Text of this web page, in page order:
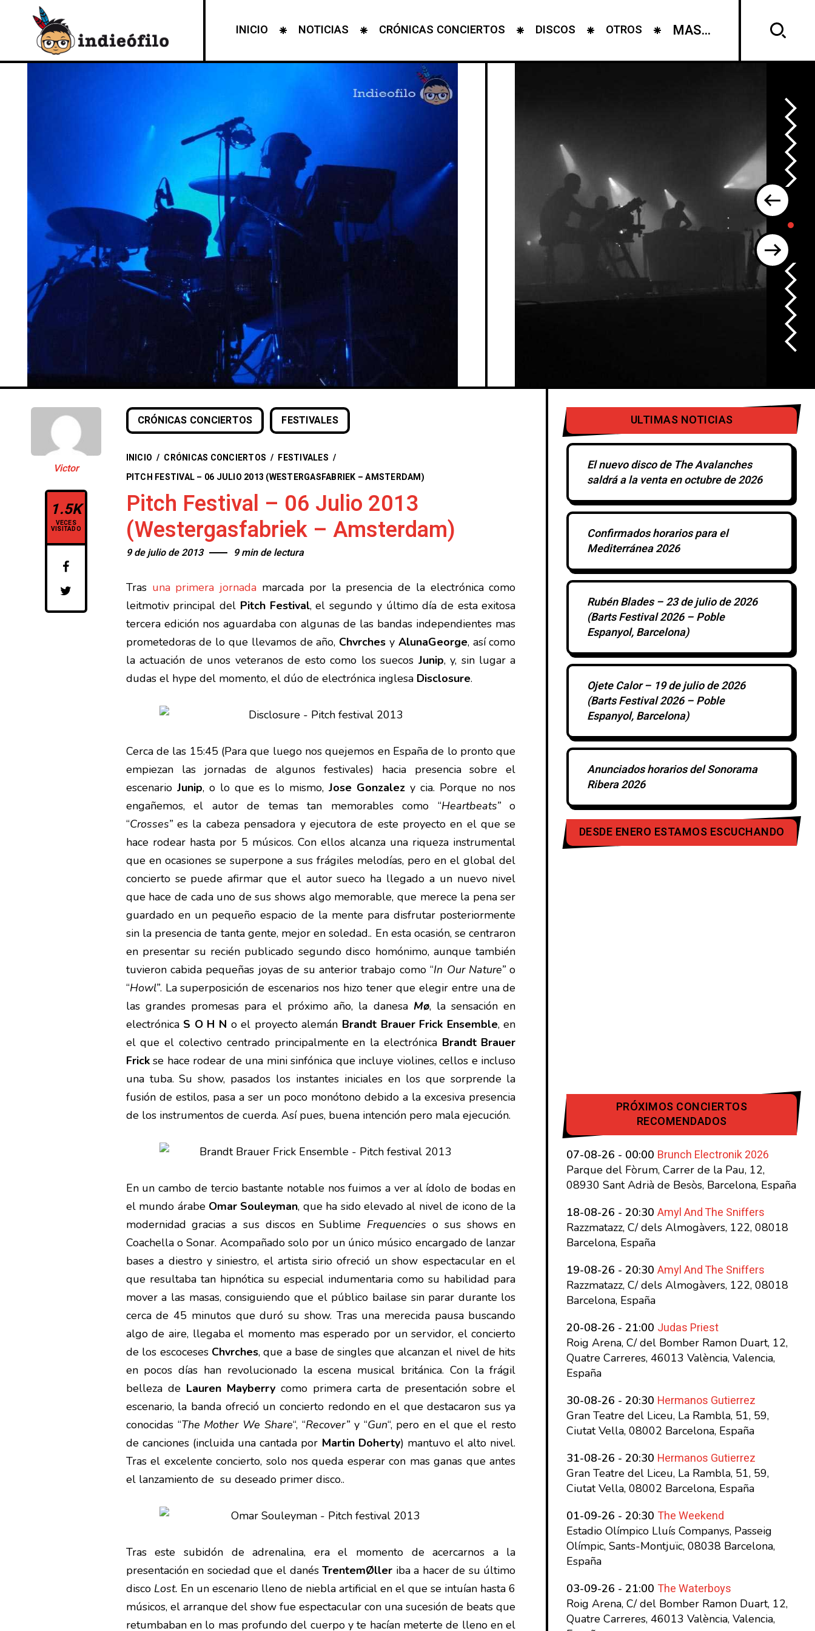
INICIO NOTICIAS CRÓNICAS CONCIERTOS DISCOS OTROS MAS...
Victor
1.5K
VECES
VISITADO
CRÓNICAS CONCIERTOS FESTIVALES
INICIO / CRÓNICAS CONCIERTOS / FESTIVALES /
PITCH FESTIVAL – 06 JULIO 2013 (WESTERGASFABRIEK – AMSTERDAM)
Pitch Festival – 06 Julio 2013
(Westergasfabriek – Amsterdam)
9 de julio de 2013 9 min de lectura
Tras una primera jornada marcada por la presencia de la electrónica como
leitmotiv principal del Pitch Festival, el segundo y último día de esta exitosa
tercera edición nos aguardaba con algunas de las bandas independientes mas
prometedoras de lo que llevamos de año, Chvrches y AlunaGeorge, así como
la actuación de unos veteranos de esto como los suecos Junip, y, sin lugar a
dudas el hype del momento, el dúo de electrónica inglesa Disclosure.
Cerca de las 15:45 (Para que luego nos quejemos en España de lo pronto que
empiezan las jornadas de algunos festivales) hacia presencia sobre el
escenario Junip, o lo que es lo mismo, Jose Gonzalez y cia. Porque no nos
engañemos, el autor de temas tan memorables como “Heartbeats”o
“Crosses”es la cabeza pensadora y ejecutora de este proyecto en el que se
hace rodear hasta por 5 músicos. Con ellos alcanza una riqueza instrumental
que en ocasiones se superpone a sus frágiles melodías, pero en el global del
concierto se puede afirmar que el autor sueco ha llegado a un nuevo nivel
que hace de cada uno de sus shows algo memorable, que merece la pena ser
guardado en un pequeño espacio de la mente para disfrutar posteriormente
sin la presencia de tanta gente, mejor en soledad.. En esta ocasión, se centraron
en presentar su recién publicado segundo disco homónimo, aunque también
tuvieron cabida pequeñas joyas de su anterior trabajo como “In Our Nature” o
“Howl”. La superposición de escenarios nos hizo tener que elegir entre una de
las grandes promesas para el próximo año, la danesa Mø, la sensación en
electrónica S O H N o el proyecto alemán Brandt Brauer Frick Ensemble, en
el que el colectivo centrado principalmente en la electrónica Brandt Brauer
Frickse hace rodear de una mini sinfónica que incluye violines, cellos e incluso
una tuba. Su show, pasados los instantes iniciales en los que sorprende la
fusión de estilos, pasa a ser un poco monótono debido a la excesiva presencia
de los instrumentos de cuerda. Así pues, buena intención pero mala ejecución.
En un cambo de tercio bastante notable nos fuimos a ver al ídolo de bodas en
el mundo árabe Omar Souleyman, que ha sido elevado al nivel de icono de la
modernidad gracias a sus discos en Sublime Frequencies o sus shows en
Coachella o Sonar. Acompañado solo por un único músico encargado de lanzar
bases a diestro y siniestro, el artista sirio ofreció un show espectacular en el
que resultaba tan hipnótica su especial indumentaria como su habilidad para
mover a las masas, consiguiendo que el público bailase sin parar durante los
cerca de 45 minutos que duró su show. Tras una merecida pausa buscando
algo de aire, llegaba el momento mas esperado por un servidor, el concierto
de los escoceses Chvrches, que a base de singles que alcanzan el nivel de hits
en pocos días han revolucionado la escena musical británica. Con la frágil
belleza de Lauren Mayberry como primera carta de presentación sobre el
escenario, la banda ofreció un concierto redondo en el que destacaron sus ya
conocidas “The Mother We Share“, “Recover”y “Gun“, pero en el que el resto
de canciones (incluida una cantada por Martin Doherty) mantuvo el alto nivel.
Tras el excelente concierto, solo nos queda esperar con mas ganas que antes
el lanzamiento de su deseado primer disco..
Tras este subidón de adrenalina, era el momento de acercarnos a la
presentación en sociedad que el danésTrentemØller iba a hacer de su último
disco Lost. En un escenario lleno de niebla artificial en el que se intuían hasta 6
músicos, el arranque del show fue espectacular con una sucesión de beats que
retumbaban en lo mas profundo del cuerpo y te hacían meterte de lleno en el
ULTIMAS NOTICIAS
El nuevo disco de The Avalanches
saldrá a la venta en octubre de 2026
Confirmados horarios para el
Mediterránea 2026
Rubén Blades – 23 de julio de 2026
(Barts Festival 2026 – Poble
Espanyol, Barcelona)
Ojete Calor – 19 de julio de 2026
(Barts Festival 2026 – Poble
Espanyol, Barcelona)
Anunciados horarios del Sonorama
Ribera 2026
DESDE ENERO ESTAMOS ESCUCHANDO
PRÓXIMOS CONCIERTOS
RECOMENDADOS
07-08-26 - 00:00 Brunch Electronik 2026
Parque del Fòrum, Carrer de la Pau, 12,
08930 Sant Adrià de Besòs, Barcelona, España
18-08-26 - 20:30 Amyl And The Sniffers
Razzmatazz, C/ dels Almogàvers, 122, 08018
Barcelona, España
19-08-26 - 20:30 Amyl And The Sniffers
Razzmatazz, C/ dels Almogàvers, 122, 08018
Barcelona, España
20-08-26 - 21:00 Judas Priest
Roig Arena, C/ del Bomber Ramon Duart, 12,
Quatre Carreres, 46013 València, Valencia,
España
30-08-26 - 20:30 Hermanos Gutierrez
Gran Teatre del Liceu, La Rambla, 51, 59,
Ciutat Vella, 08002 Barcelona, España
31-08-26 - 20:30 Hermanos Gutierrez
Gran Teatre del Liceu, La Rambla, 51, 59,
Ciutat Vella, 08002 Barcelona, España
01-09-26 - 20:30 The Weekend
Estadio Olímpico Lluís Companys, Passeig
Olímpic, Sants-Montjuïc, 08038 Barcelona,
España
03-09-26 - 21:00 The Waterboys
Roig Arena, C/ del Bomber Ramon Duart, 12,
Quatre Carreres, 46013 València, Valencia,